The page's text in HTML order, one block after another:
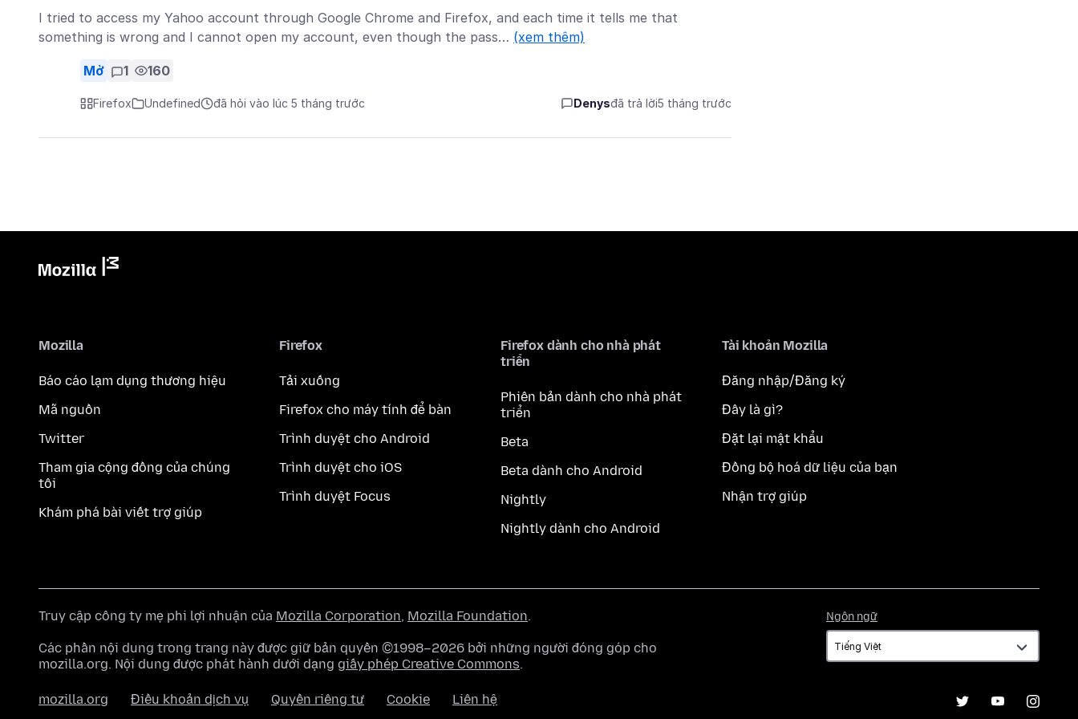
I tried to access my Yahoo account through Google Chrome and Firefox, and each time it tells me that
something is wrong and I cannot open my account, even though the pass… (xem thêm)
Mở 1 160
Firefox Undefined đã hỏi vào lúc 5 tháng trước Denysđã trả lời5 tháng trước
Mozilla
Báo cáo lạm dụng thương hiệu
Mã nguồn
Twitter
Tham gia cộng đồng của chúng
tôi
Khám phá bài viết trợ giúp
Firefox
Tải xuống
Firefox cho máy tính để bàn
Trình duyệt cho Android
Trình duyệt cho iOS
Trình duyệt Focus
Firefox dành cho nhà phát
triển
Phiên bản dành cho nhà phát
triển
Beta
Beta dành cho Android
Nightly
Nightly dành cho Android
Tài khoản Mozilla
Đăng nhập/Đăng ký
Đây là gì?
Đặt lại mật khẩu
Đồng bộ hoá dữ liệu của bạn
Nhận trợ giúp
Ngôn ngữ
ngữ
Truy cập công ty mẹ phi lợi nhuận của Mozilla Corporation, Mozilla Foundation.
Các phần nội dung trong trang này được giữ bản quyền ©1998–2026 bởi những người đóng góp cho
mozilla.org. Nội dung được phát hành dưới dạng giấy phép Creative Commons.
mozilla.org Điều khoản dịch vụ Quyền riêng tư Cookie Liên hệ